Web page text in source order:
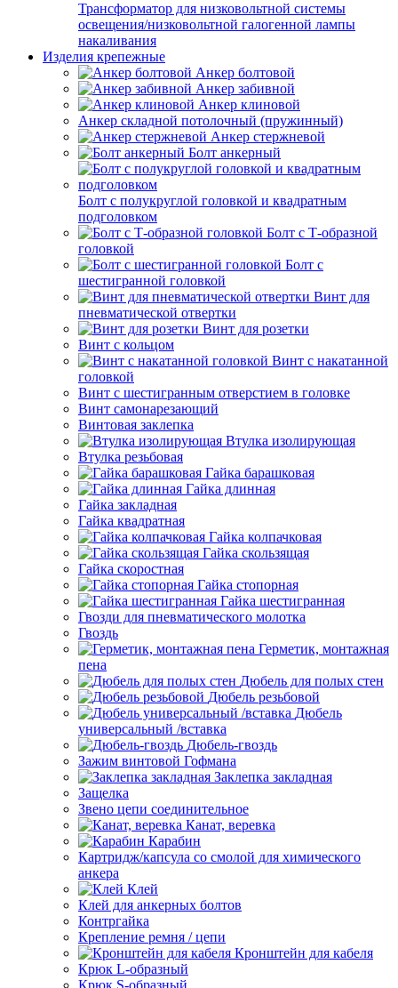
Трансформатор для низковольтной системы
освещения/низковольтной галогенной лампы
накаливания
Изделия крепежные
Анкер болтовой
Анкер забивной
Анкер клиновой
Анкер складной потолочный (пружинный)
Анкер стержневой
Болт анкерный
Болт с полукруглой головкой и квадратным
подголовком
Болт с Т-образной
головкой
Болт с
шестигранной головкой
Винт для
пневматической отвертки
Винт для розетки
Винт с кольцом
Винт с накатанной
головкой
Винт с шестигранным отверстием в головке
Винт самонарезающий
Винтовая заклепка
Втулка изолирующая
Втулка резьбовая
Гайка барашковая
Гайка длинная
Гайка закладная
Гайка квадратная
Гайка колпачковая
Гайка скользящая
Гайка скоростная
Гайка стопорная
Гайка шестигранная
Гвозди для пневматического молотка
Гвоздь
Герметик, монтажная
пена
Дюбель для полых стен
Дюбель резьбовой
Дюбель
универсальный /вставка
Дюбель-гвоздь
Зажим винтовой Гофмана
Заклепка закладная
Защелка
Звено цепи соединительное
Канат, веревка
Карабин
Картридж/капсула со смолой для химического
анкера
Клей
Клей для анкерных болтов
Контргайка
Крепление ремня / цепи
Кронштейн для кабеля
Крюк L-образный
Крюк S-образный